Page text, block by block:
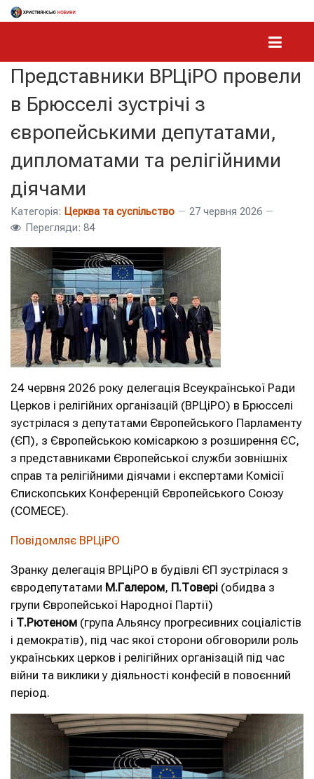
Представники ВРЦіРО провели
в Брюсселі зустрічі з
європейськими депутатами,
дипломатами та релігійними
діячами
Категорія: Церква та суспільство
27 червня 2026
Перегляди: 84
24 червня 2026 року делегація Всеукраїнської Ради
Церков і релігійних організацій (ВРЦіРО) в Брюсселі
зустрілася з депутатами Європейського Парламенту
(ЄП), з Європейською комісаркою з розширення ЄС,
з представниками Європейської служби зовнішніх
справ та релігійними діячами і експертами Комісії
Єпископських Конференцій Європейського Союзу
(СОМЕСЕ).
Повідомляє ВРЦіРО
Зранку делегація ВРЦіРО в будівлі ЄП зустрілася з
євродепутатами М.Галером, П.Товері (обидва з
групи Європейської Народної Партії)
і Т.Рютеном (група Альянсу прогресивних соціалістів
і демократів), під час якої сторони обговорили роль
українських церков і релігійних організацій під час
війни та виклики у діяльності конфесій в повоєнний
період.